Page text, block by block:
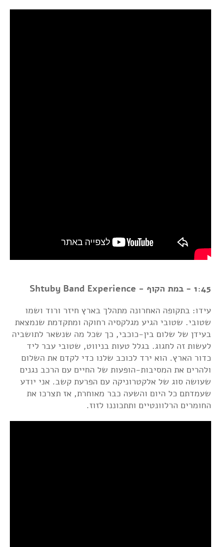
1:45 - במת הקוף - Shtuby Band Experience
עידו: בתקופה האחרונה מתהלך בארץ חיזר ורוד ושמו
שטובי. שטובי הגיע מגלקסיה רחוקה ומתקדמת שנמצאת
בעידן של שלום בין-כוכבי, כך שכל מה שנשאר לתושביה
לעשות זה לחגוג. בגלל טעות בניווט, שטובי עבר ליד
כדור הארץ. הוא ירד לכוכב שלנו כדי לקדם את השלום
ולהרים את המסיבות-הופעות של החיים עם הרכב נגנים
שעושה סוג של אלקטרוניקה עם הפרעת קשב. אני יודע
שעמדתם כל היום והשעה כבר מאוחרת, אז תצרכו את
החומרים הרלוונטיים ותתכוננו לזוז.